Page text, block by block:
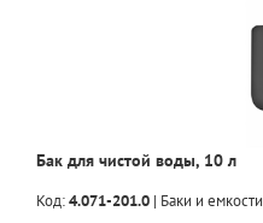
Бак для чистой воды, 10 л
Код:4.071-201.0 | Баки и емкости